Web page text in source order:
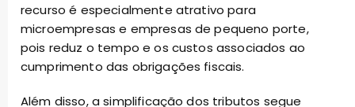
recurso é especialmente atrativo para
microempresas e empresas de pequeno porte,
pois reduz o tempo e os custos associados ao
cumprimento das obrigações fiscais.
Além disso, a simplificação dos tributos segue